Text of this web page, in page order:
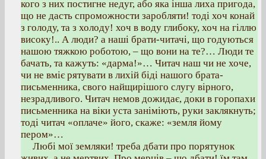
кого з них постигне недуг, або яка інша лиха пригода,
що не дасть спроможности заробляти! тоді хоч конай
з голоду, та з холоду! хоч в воду глибоку, хоч на гіллю
високу!.. А люди? а наші брати-читачі, що годуються
нашою тяжкою роботою, – що вони на те?… Люди те
бачать, та кажуть: «дарма!»… Читач наш чи не хоче,
чи не вміє рятувати в лихій біді нашого брата-
письменника, свого найщирішого слугу вірного,
незрадливого. Читач немов дожидає, доки в горопахи
письменника на віки уста заніміють, руки заклякнуть;
тоді читач «оплаче» його, скаже: «земля йому
пером»…
Любі мої земляки! треба дбати про порятунок